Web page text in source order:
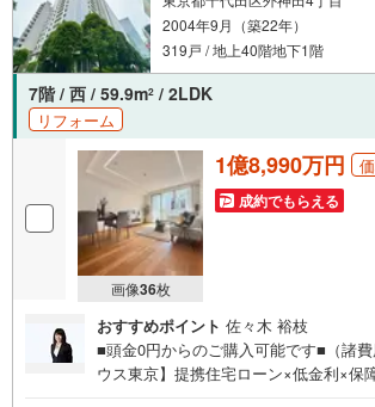
2004年9月（築22年）
319戸 / 地上40階地下1階
7階 / 西 / 59.9m2 / 2LDK
リフォーム
画像36枚
1億8,990万円
成約でもらえる
おすすめポイント 佐々木 裕枝
■頭金0円からのご購入可能です■（諸
ウス東京】提携住宅ローン×低金利×保